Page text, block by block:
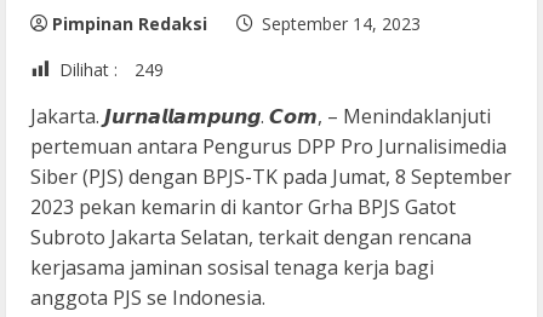
Pimpinan Redaksi
September 14, 2023
Dilihat :
249
Jakarta. 𝙅𝙪𝙧𝙣𝙖𝙡𝙡𝙖𝙢𝙥𝙪𝙣𝙜. 𝘾𝙤𝙢, – Menindaklanjuti
pertemuan antara Pengurus DPP Pro Jurnalisimedia
Siber (PJS) dengan BPJS-TK pada Jumat, 8 September
2023 pekan kemarin di kantor Grha BPJS Gatot
Subroto Jakarta Selatan, terkait dengan rencana
kerjasama jaminan sosisal tenaga kerja bagi
anggota PJS se Indonesia.